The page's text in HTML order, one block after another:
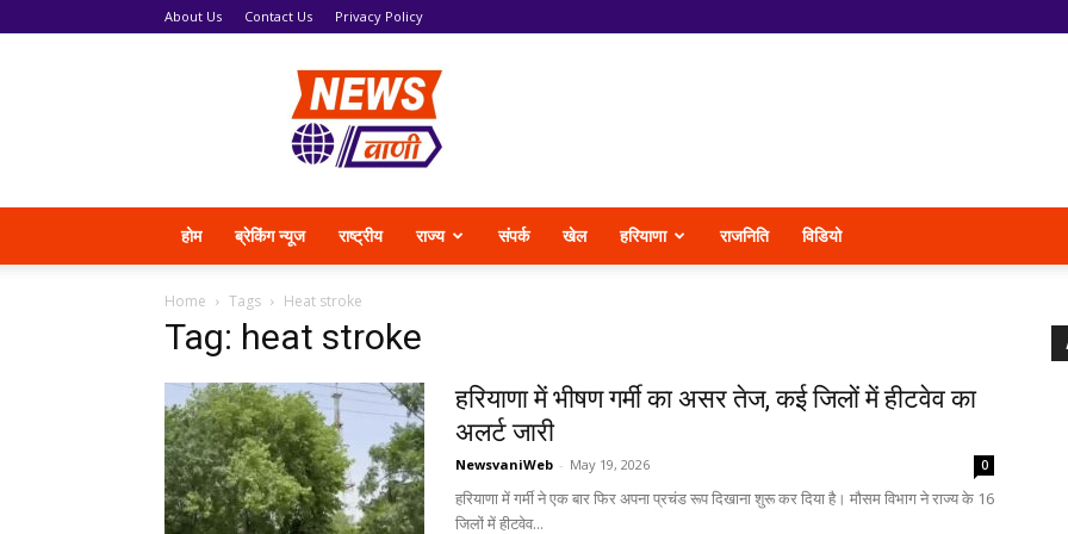
About Us Contact Us Privacy Policy
News
Vani
होम ब्रेकिंग न्यूज राष्ट्रीय राज्य संपर्क खेल हरियाणा राजनिति विडियो
Home Tags Heat stroke
Tag: heat stroke
हरियाणा में भीषण गर्मी का असर तेज, कई जिलों में हीटवेव का
अलर्ट जारी
NewsvaniWeb - May 19, 2026 0
हरियाणा में गर्मी ने एक बार फिर अपना प्रचंड रूप दिखाना शुरू कर दिया है। मौसम विभाग ने राज्य के 16
जिलों में हीटवेव...